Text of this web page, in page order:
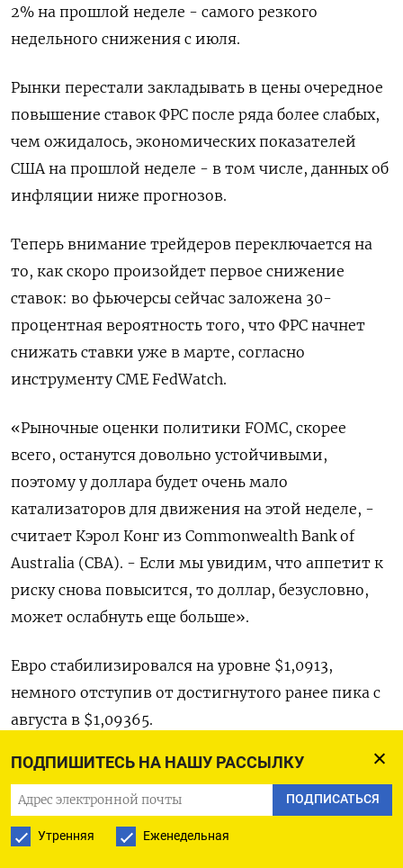
ПОДПИШИТЕСЬ НА НАШУ РАССЫЛКУ
ПОДПИСАТЬСЯ
Утренняя Еженедельная
2% на прошлой неделе - самого резкого
недельного снижения с июля.
Рынки перестали закладывать в цены очередное
повышение ставок ФРС после ряда более слабых,
чем ожидалось, экономических показателей
США на прошлой неделе - в том числе, данных об
инфляции ниже прогнозов.
Теперь внимание трейдеров переключается на
то, как скоро произойдет первое снижение
ставок: во фьючерсы сейчас заложена 30-
процентная вероятность того, что ФРС начнет
снижать ставки уже в марте, согласно
инструменту CME FedWatch.
«Рыночные оценки политики FOMC, скорее
всего, останутся довольно устойчивыми,
поэтому у доллара будет очень мало
катализаторов для движения на этой неделе, -
считает Кэрол Конг из Commonwealth Bank of
Australia (CBA). - Если мы увидим, что аппетит к
риску снова повысится, то доллар, безусловно,
может ослабнуть еще больше».
Евро стабилизировался на уровне $1,0913​,
немного отступив от достигнутого ранее пика с
августа в $1,09365.
Фунт стерлингов поднялся на 0,1% до $1,2474​,
приблизившись к максимуму двух месяцев.
Японская иена к доллару подорожала на 0,3%​ до